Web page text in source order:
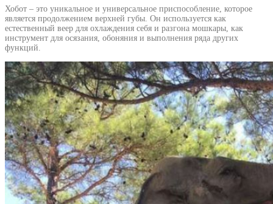
Хобот – это уникальное и универсальное приспособление, которое
является продолжением верхней губы. Он используется как
естественный веер для охлаждения себя и разгона мошкары, как
инструмент для осязания, обоняния и выполнения ряда других
функций.